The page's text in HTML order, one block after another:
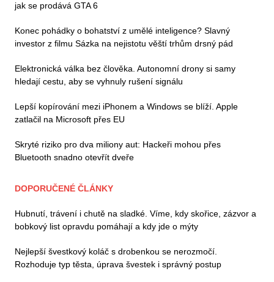
jak se prodává GTA 6
Konec pohádky o bohatství z umělé inteligence? Slavný
investor z filmu Sázka na nejistotu věští trhům drsný pád
Elektronická válka bez člověka. Autonomní drony si samy
hledají cestu, aby se vyhnuly rušení signálu
Lepší kopírování mezi iPhonem a Windows se blíží. Apple
zatlačil na Microsoft přes EU
Skryté riziko pro dva miliony aut: Hackeři mohou přes
Bluetooth snadno otevřít dveře
DOPORUČENÉ ČLÁNKY
Hubnutí, trávení i chutě na sladké. Víme, kdy skořice, zázvor a
bobkový list opravdu pomáhají a kdy jde o mýty
Nejlepší švestkový koláč s drobenkou se nerozmočí.
Rozhoduje typ těsta, úprava švestek i správný postup